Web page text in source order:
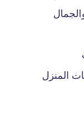
المنزل